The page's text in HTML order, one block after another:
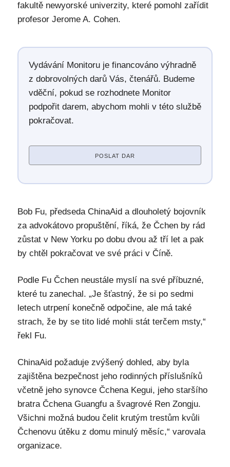
fakultě newyorské univerzity, které pomohl zařídit
profesor Jerome A. Cohen.
Vydávání Monitoru je financováno výhradně
z dobrovolných darů Vás, čtenářů. Budeme
vděční, pokud se rozhodnete Monitor
podpořit darem, abychom mohli v této službě
pokračovat.
POSLAT DAR
Bob Fu, předseda ChinaAid a dlouholetý bojovník
za advokátovo propuštění, říká, že Čchen by rád
zůstat v New Yorku po dobu dvou až tří let a pak
by chtěl pokračovat ve své práci v Číně.
Podle Fu Čchen neustále myslí na své příbuzné,
které tu zanechal. „Je šťastný, že si po sedmi
letech utrpení konečně odpočine, ale má také
strach, že by se tito lidé mohli stát terčem msty,“
řekl Fu.
ChinaAid požaduje zvýšený dohled, aby byla
zajištěna bezpečnost jeho rodinných příslušníků
včetně jeho synovce Čchena Kegui, jeho staršího
bratra Čchena Guangfu a švagrové Ren Zongju.
Všichni možná budou čelit krutým trestům kvůli
Čchenovu útěku z domu minulý měsíc,“ varovala
organizace.